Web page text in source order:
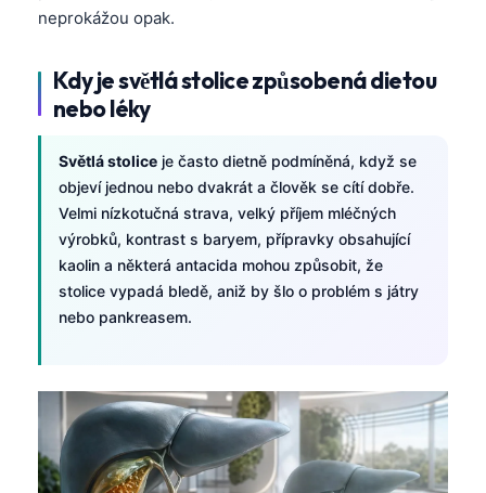
neprokážou opak.
Kdy je světlá stolice způsobená dietou
nebo léky
Světlá stolice je často dietně podmíněná, když se
objeví jednou nebo dvakrát a člověk se cítí dobře.
Velmi nízkotučná strava, velký příjem mléčných
výrobků, kontrast s baryem, přípravky obsahující
kaolin a některá antacida mohou způsobit, že
stolice vypadá bledě, aniž by šlo o problém s játry
nebo pankreasem.